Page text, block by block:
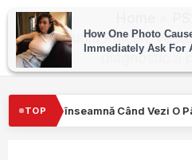
Skip
content
Claudia Puican,
diagnostic a
TOPAlbă Atârnată De Geamul